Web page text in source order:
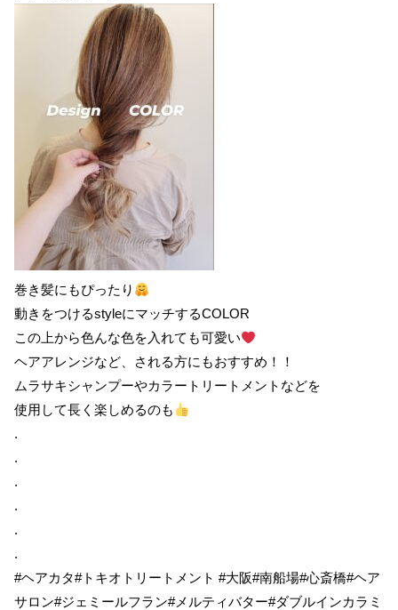
巻き髪にもぴったり
動きをつけるstyleにマッチするCOLOR
この上から色んな色を入れても可愛い
ヘアアレンジなど、される方にもおすすめ！！
ムラサキシャンプーやカラートリートメントなどを
使用して長く楽しめるのも
.
.
.
.
.
.
#ヘアカタ#トキオトリートメント #大阪#南船場#心斎橋#ヘア
サロン#ジェミールフラン#メルティバター#ダブルインカラミ